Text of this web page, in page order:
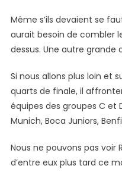
Même s’ils devaient se
aurait besoin de combler
dessus. Une autre grande
Si nous allons plus loin et
quarts de finale, il
équipes des groupes C et
Munich, Boca Juniors,
Nous ne pouvons pas voir
d’entre eux plus tard ce